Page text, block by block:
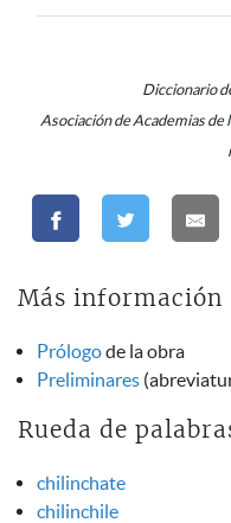
Diccionario
Asociación de Academias de
Más información
Prólogode la obra
Preliminares
Rueda de
chilinchate
chilinchile